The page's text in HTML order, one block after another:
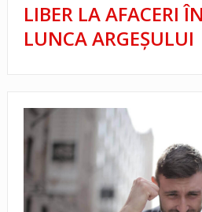
LIBER LA AFACERI
LUNCA ARGEȘULUI